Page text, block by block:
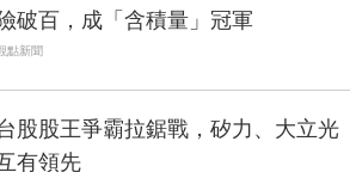
破百，成「含積量」冠軍
點新聞
股股王爭霸拉鋸戰，矽力、大立光
有領先